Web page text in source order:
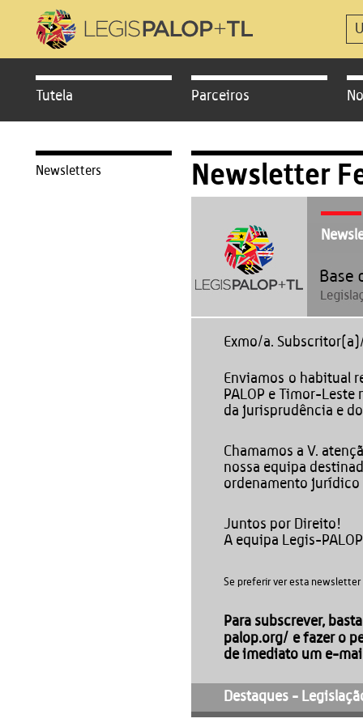
Tutela Parceiros
Newsletters Newsletter
Exmo/a.
Enviamos o habitual
PALOP e Timor-Leste
da jurisprudência e
Chamamos a V.
nossa equipa
ordenamento jurídico
Juntos por Direito!
A equipa Legis-
Se preferir ver esta
Para subscrever,
palop.org/ e fazer o
de imediato um e-
Destaques -